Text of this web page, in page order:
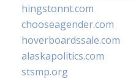
hingstonnt.com
chooseagender.com
hoverboardssale.com
alaskapolitics.com
stsmp.org